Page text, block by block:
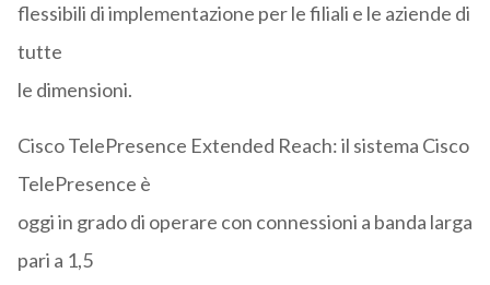
flessibili di implementazione per le filiali e le aziende di
tutte
le dimensioni.
Cisco TelePresence Extended Reach: il sistema Cisco
TelePresence è
oggi in grado di operare con connessioni a banda larga
pari a 1,5